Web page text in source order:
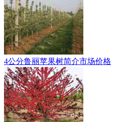
4公分鲁丽苹果树简介市场价格